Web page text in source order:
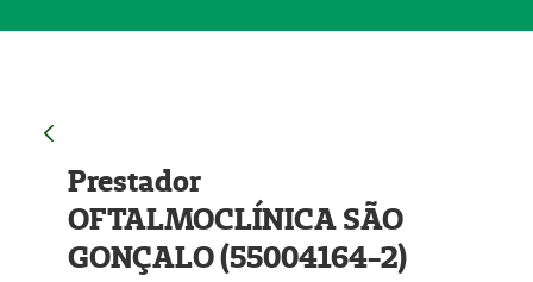
Prestador
OFTALMOCLÍNICA SÃO
GONÇALO (55004164-2)